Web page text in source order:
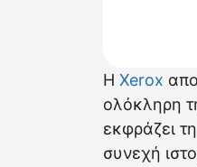
Η Xerox
ολόκληρη
εκφράζει
συνεχή